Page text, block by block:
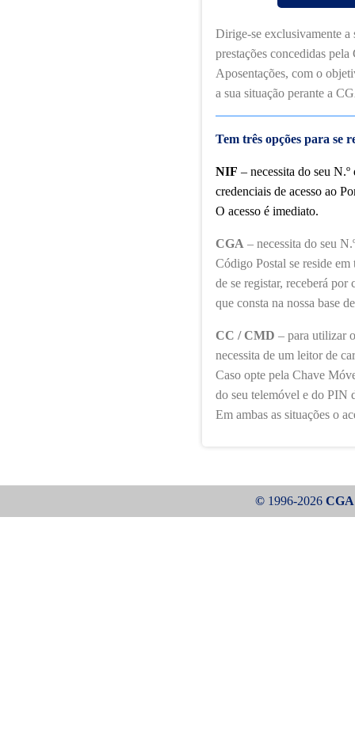
Dirige-se exclusivamente a
prestações concedidas
Aposentações, com o
a sua situação perante a
Tem três opções para se
NIF – necessita do seu
credenciais de acesso ao
O acesso é imediato.
CGA – necessita do seu
Código Postal se reside
de se registar, receberá
que consta na nossa base
CC / CMD – para utilizar
necessita de um leitor de
Caso opte pela Chave
do seu telemóvel e do PIN
Em ambas as situações o
© 1996-2026 CGA